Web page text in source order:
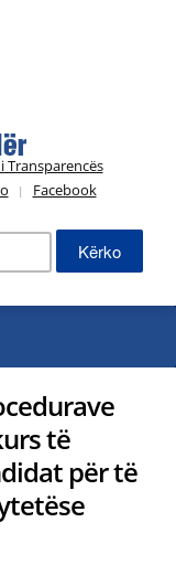
Transparencës
Facebook
të
për të